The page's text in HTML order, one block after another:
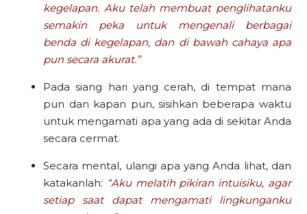
kegelapan. Aku telah membuat penglihatanku
semakin peka untuk mengenali berbagai
benda di kegelapan, dan di bawah cahaya apa
pun secara akurat.”
Pada siang hari yang cerah, di tempat mana
pun dan kapan pun, sisihkan beberapa waktu
untuk mengamati apa yang ada di sekitar Anda
secara cermat.
Secara mental, ulangi apa yang Anda lihat, dan
katakanlah: “Aku melatih pikiran intuisiku, agar
setiap saat dapat mengamati lingkunganku